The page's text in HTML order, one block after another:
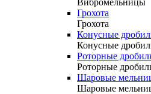
Вибромельницы
Грохота
Грохота
Конусные
Конусные
Роторные
Роторные
Шаровые
Шаровые